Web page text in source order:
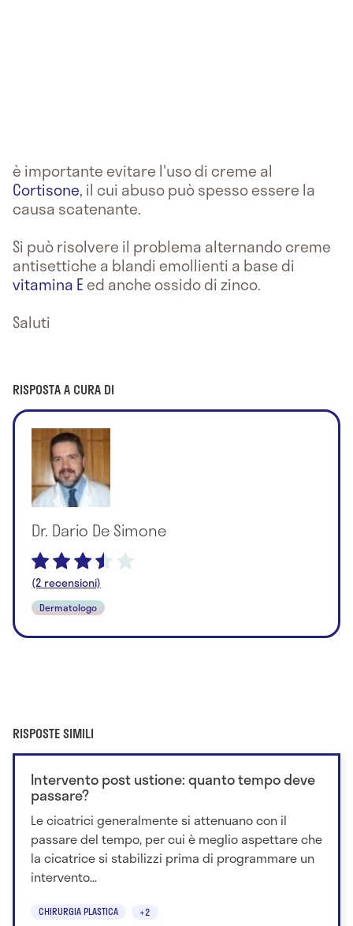
è importante evitare l'uso di creme al
Cortisone, il cui abuso può spesso essere la
causa scatenante.
Si può risolvere il problema alternando creme
antisettiche a blandi emollienti a base di
vitamina Eed anche ossido di zinco.
Saluti
RISPOSTA A CURA DI
Dr. Dario De Simone
(2 recensioni)
Dermatologo
RISPOSTE SIMILI
Intervento post ustione: quanto tempo deve
passare?
Le cicatrici generalmente si attenuano con il
passare del tempo, per cui è meglio aspettare che
la cicatrice si stabilizzi prima di programmare un
intervento...
CHIRURGIA PLASTICA +2